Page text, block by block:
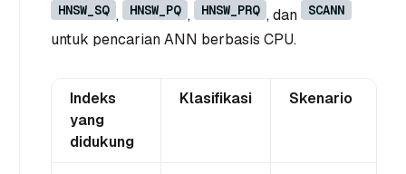
HNSW_SQ , HNSW_PQ , HNSW_PRQ , dan SCANN
untuk pencarian ANN berbasis CPU.
Indeks
yang
didukung
Klasifikasi Skenario